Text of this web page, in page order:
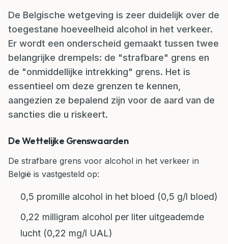
De Belgische wetgeving is zeer duidelijk over de
toegestane hoeveelheid alcohol in het verkeer.
Er wordt een onderscheid gemaakt tussen twee
belangrijke drempels: de "strafbare" grens en
de "onmiddellijke intrekking" grens. Het is
essentieel om deze grenzen te kennen,
aangezien ze bepalend zijn voor de aard van de
sancties die u riskeert.
De Wettelijke Grenswaarden
De strafbare grens voor alcohol in het verkeer in
België is vastgesteld op:
0,5 promille alcohol in het bloed (0,5 g/l bloed)
0,22 milligram alcohol per liter uitgeademde
lucht (0,22 mg/l UAL)